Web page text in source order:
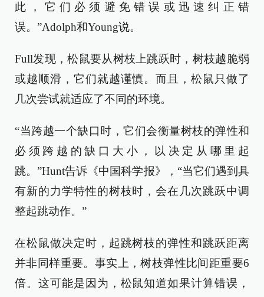
此，它们必须避免错误或迅速纠正错
误。”Adolph和Young说。
Full发现，松鼠要从树枝上跳跃时，树枝越脆弱
或越顺滑，它们就越谨慎。而且，松鼠只做了
几次尝试就适应了不同的环境。
“当跨越一个缺口时，它们会衡量树枝的弹性和
必须跨越的缺口大小，以决定从哪里起
跳。”Hunt告诉《中国科学报》，“当它们遇到具
有新的力学特性的树枝时，会在几次跳跃中调
整起跳动作。”
在松鼠做决定时，起跳树枝的弹性和跳跃距离
并非同样重要。事实上，树枝弹性比间距重要6
倍。这可能是因为，松鼠知道如果计算错误，